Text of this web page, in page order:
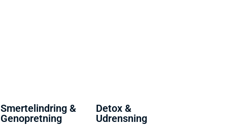
Smertelindring &
Genopretning
Detox &
Udrensning